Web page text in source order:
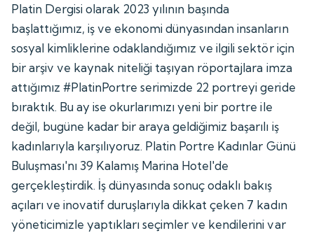
Platin Dergisi olarak 2023 yılının başında
başlattığımız, iş ve ekonomi dünyasından insanların
sosyal kimliklerine odaklandığımız ve ilgili sektör için
bir arşiv ve kaynak niteliği taşıyan röportajlara imza
attığımız #PlatinPortre serimizde 22 portreyi geride
bıraktık. Bu ay ise okurlarımızı yeni bir portre ile
değil, bugüne kadar bir araya geldiğimiz başarılı iş
kadınlarıyla karşılıyoruz. Platin Portre Kadınlar Günü
Buluşması'nı 39 Kalamış Marina Hotel'de
gerçekleştirdik. İş dünyasında sonuç odaklı bakış
açıları ve inovatif duruşlarıyla dikkat çeken 7 kadın
yöneticimizle yaptıkları seçimler ve kendilerini var